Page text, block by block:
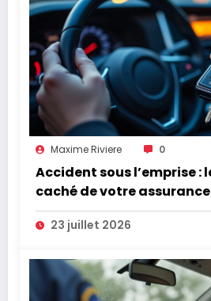
Maxime Riviere 0
Accident sous l’emprise :
caché de votre assurance
23 juillet 2026